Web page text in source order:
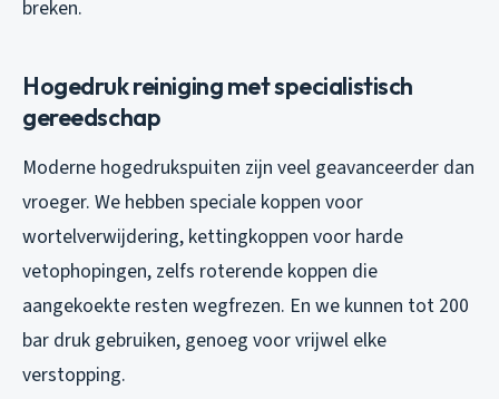
breken.
Hogedruk reiniging met specialistisch
gereedschap
Moderne hogedrukspuiten zijn veel geavanceerder dan
vroeger. We hebben speciale koppen voor
wortelverwijdering, kettingkoppen voor harde
vetophopingen, zelfs roterende koppen die
aangekoekte resten wegfrezen. En we kunnen tot 200
bar druk gebruiken, genoeg voor vrijwel elke
verstopping.